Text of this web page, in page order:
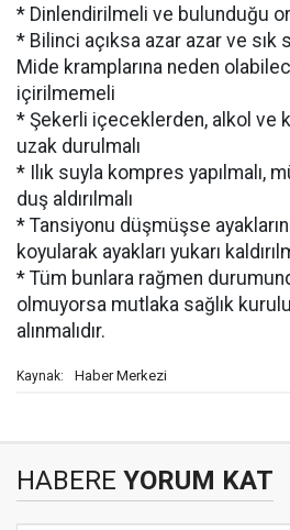
* Dinlendirilmeli ve bulunduğu
* Bilinci açıksa azar azar ve sık
Mide kramplarına neden
içirilmemeli
* Şekerli içeceklerden, alkol ve
uzak durulmalı
* Ilık suyla kompres yapılmalı,
duş aldırılmalı
* Tansiyonu düşmüşse
koyularak ayakları yukarı
* Tüm bunlara rağmen
olmuyorsa mutlaka sağlık
alınmalıdır.
Kaynak: Haber Merkezi
HABERE YORUM KAT